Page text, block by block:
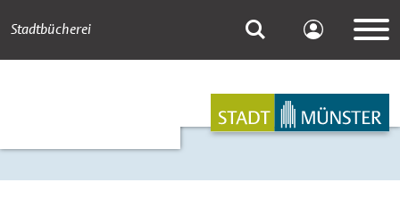
Newsdetail
Stadtbücherei